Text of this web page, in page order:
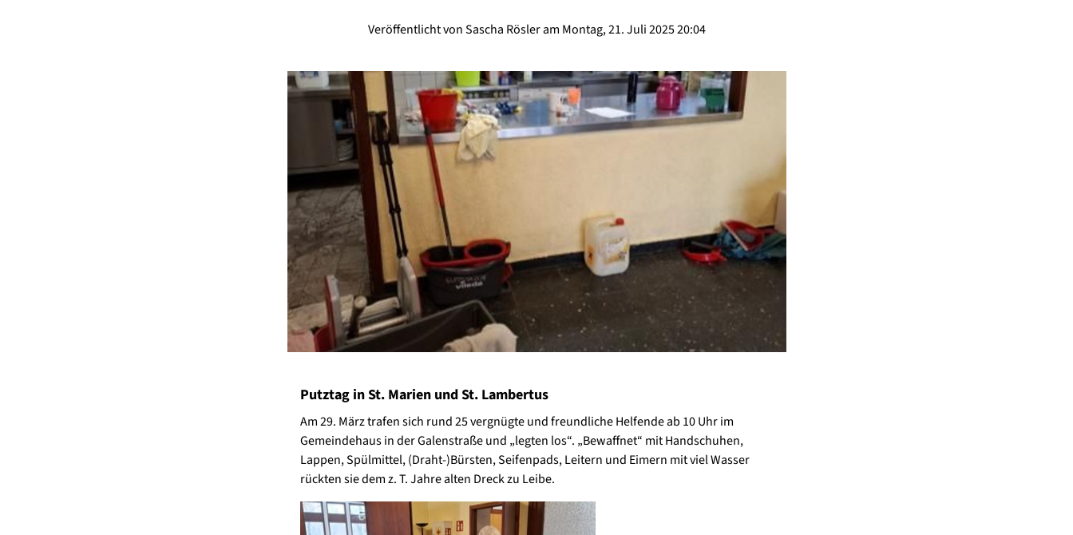
Veröffentlicht von Sascha Rösler am Montag, 21. Juli 2025 20:04
Putztag in St. Marien und St. Lambertus
Am 29. März trafen sich rund 25 vergnügte und freundliche Helfende ab 10 Uhr im
Gemeindehaus in der Galenstraße und „legten los“. „Bewaffnet“ mit Handschuhen,
Lappen, Spülmittel, (Draht-)Bürsten, Seifenpads, Leitern und Eimern mit viel Wasser
rückten sie dem z. T. Jahre alten Dreck zu Leibe.